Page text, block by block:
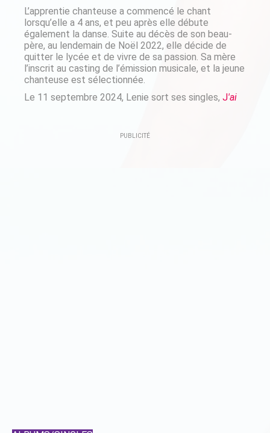
L’apprentie chanteuse a commencé le chant
lorsqu’elle a 4 ans, et peu après elle débute
également la danse. Suite au décès de son beau-
père, au lendemain de Noël 2022, elle décide de
quitter le lycée et de vivre de sa passion. Sa mère
l’inscrit au casting de l’émission musicale, et la jeune
chanteuse est sélectionnée.
Le 11 septembre 2024, Lenie sort ses singles, J'ai
PUBLICITÉ